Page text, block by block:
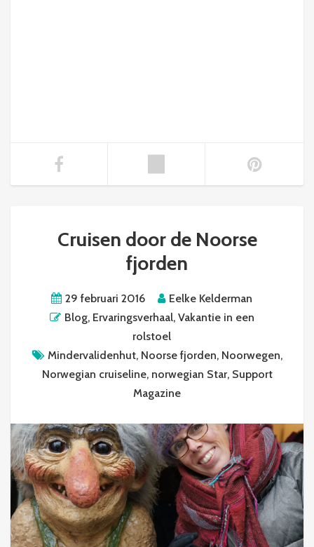
Cruisen door de Noorse
fjorden
29 februari 2016
Eelke Kelderman
Blog, Ervaringsverhaal, Vakantie in een
rolstoel
Mindervalidenhut, Noorse fjorden, Noorwegen,
Norwegian cruiseline, norwegian Star, Support
Magazine